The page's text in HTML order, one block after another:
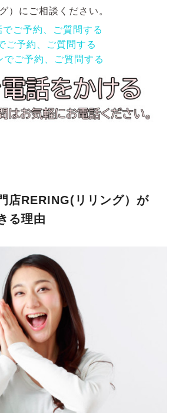
）にご相談ください。
ご予約、ご質問する
ご予約、ご質問する
ご予約、ご質問する
店RERING(リリング）が
る理由